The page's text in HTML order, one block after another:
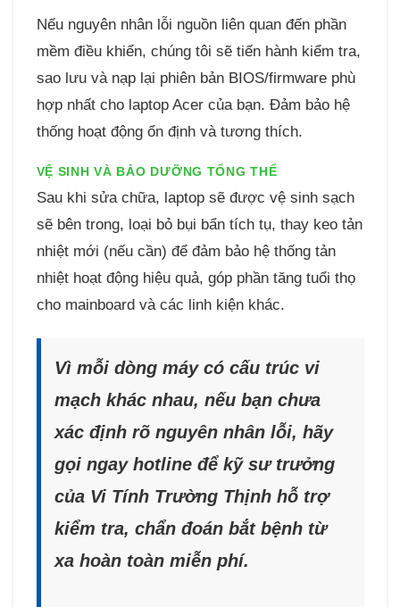
Nếu nguyên nhân lỗi nguồn liên quan đến phần
mềm điều khiển, chúng tôi sẽ tiến hành kiểm tra,
sao lưu và nạp lại phiên bản BIOS/firmware phù
hợp nhất cho laptop Acer của bạn. Đảm bảo hệ
thống hoạt động ổn định và tương thích.
VỆ SINH VÀ BẢO DƯỠNG TỔNG THỂ
Sau khi sửa chữa, laptop sẽ được vệ sinh sạch
sẽ bên trong, loại bỏ bụi bẩn tích tụ, thay keo tản
nhiệt mới (nếu cần) để đảm bảo hệ thống tản
nhiệt hoạt động hiệu quả, góp phần tăng tuổi thọ
cho mainboard và các linh kiện khác.
Vì mỗi dòng máy có cấu trúc vi
mạch khác nhau, nếu bạn chưa
xác định rõ nguyên nhân lỗi, hãy
gọi ngay hotline để kỹ sư trưởng
của Vi Tính Trường Thịnh hỗ trợ
kiểm tra, chẩn đoán bắt bệnh từ
xa hoàn toàn miễn phí.